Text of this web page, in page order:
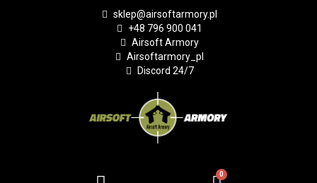
sklep@airsoftarmory.pl
+48 796 900 041
Airsoft Armory
Airsoftarmory_pl
Discord 24/7